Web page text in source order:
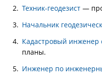
Техник-геодезист —
Начальник
Кадастровый инженер
планы.
Инженер по